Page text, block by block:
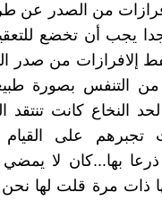
من الصدر عن
جدا يجب أن تخضع
إلافرازات من صدر
من التنفس بصورة
النخاع كانت تنتقد
تجبرهم على
ذرعا بها...كان لا
ذات مرة قلت لها